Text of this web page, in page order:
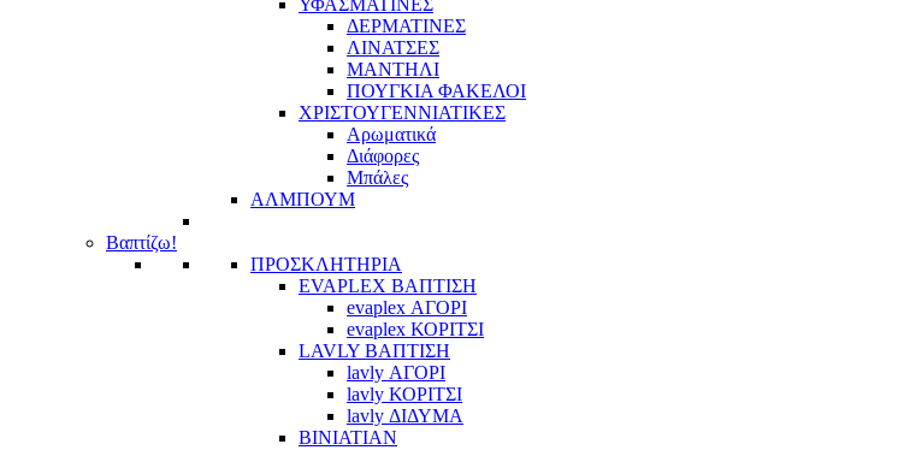
ΔΕΡΜΑΤΙΝΕΣ
ΛΙΝΑΤΣΕΣ
ΜΑΝΤΗΛΙ
ΠΟΥΓΚΙΑ ΦΑΚΕΛΟΙ
ΧΡΙΣΤΟΥΓΕΝΝΙΑΤΙΚΕΣ
Αρωματικά
Διάφορες
Μπάλες
ΑΛΜΠΟΥΜ
Βαπτίζω!
ΠΡΟΣΚΛΗΤΗΡΙΑ
EVAPLEX ΒΑΠΤΙΣΗ
evaplex ΑΓΟΡΙ
evaplex ΚΟΡΙΤΣΙ
LAVLY ΒΑΠΤΙΣΗ
lavly ΑΓΟΡΙ
lavly ΚΟΡΙΤΣΙ
lavly ΔΙΔΥΜΑ
BINIATIAN